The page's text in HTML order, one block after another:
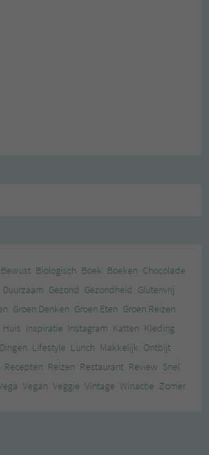
Bewust Biologisch Boek Boeken Chocolade
Duurzaam Gezond Gezondheid Glutenvrij
Groen Denken Groen Eten Groen Reizen
Huis Inspiratie Instagram Katten Kleding
Lifestyle Lunch Makkelijk Ontbijt
Recepten Reizen Restaurant Review Snel
Vegan Veggie Vintage Winactie Zomer